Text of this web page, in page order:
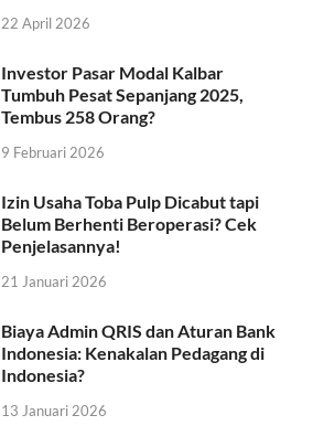
22 April 2026
Investor Pasar Modal Kalbar
Tumbuh Pesat Sepanjang 2025,
Tembus 258 Orang?
9 Februari 2026
Izin Usaha Toba Pulp Dicabut tapi
Belum Berhenti Beroperasi? Cek
Penjelasannya!
21 Januari 2026
Biaya Admin QRIS dan Aturan Bank
Indonesia: Kenakalan Pedagang di
Indonesia?
13 Januari 2026